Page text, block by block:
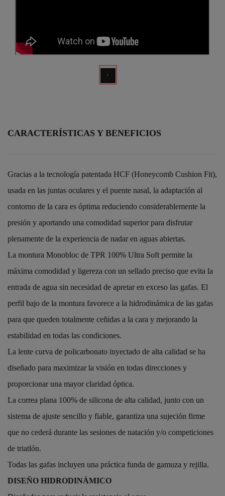
CARACTERÍSTICAS Y BENEFICIOS
Gracias a la tecnología patentada HCF (Honeycomb Cushion Fit),
usada en las juntas oculares y el puente nasal, la adaptación al
contorno de la cara es óptima reduciendo considerablemente la
presión y aportando una comodidad superior para disfrutar
plenamente de la experiencia de nadar en aguas abiertas.
La montura Monobloc de TPR 100% Ultra Soft permite la
máxima comodidad y ligereza con un sellado preciso que evita la
entrada de agua sin necesidad de apretar en exceso las gafas. El
perfil bajo de la montura favorece a la hidrodinámica de las gafas
para que queden totalmente ceñidas a la cara y mejorando la
estabilidad en todas las condiciones.
La lente curva de policarbonato inyectado de alta calidad se ha
diseñado para maximizar la visión en todas direcciones y
proporcionar una mayor claridad óptica.
La correa plana 100% de silicona de alta calidad, junto con un
sistema de ajuste sencillo y fiable, garantiza una sujeción firme
que no cederá durante las sesiones de natación y/o competiciones
de triatlón.
Todas las gafas incluyen una práctica funda de gamuza y rejilla.
DISEÑO HIDRODINÁMICO